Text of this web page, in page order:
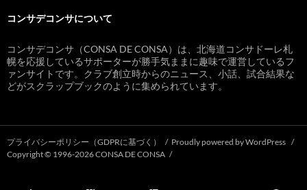
コンサデコンサについて
コンサデコンサ（CONSA DE CONSA）は、北海道コンサドーレ札
幌を応援しているサポーターが勝手気ままに趣味で運営しているフ
ァンサイトです。クラブ創立時からのニュース、小話、試合結果な
どがスクラップブックのように集められています。
プライバシーポリシー（GDPRに基づく）
Proudly powered by WordPress
Copyright © 1996-2026 CONSA DE CONSA